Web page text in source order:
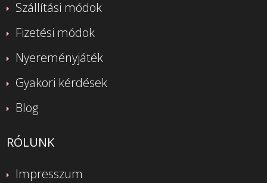
Szállítási módok
Fizetési módok
Nyereményjáték
Gyakori kérdések
Blog
RÓLUNK
Impresszum